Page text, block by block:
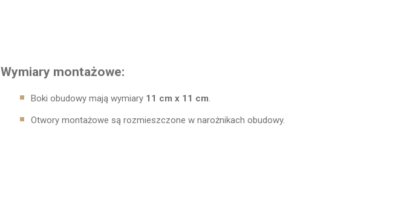
Wymiary montażowe:
Boki obudowy mają wymiary 11 cm x 11 cm.
Otwory montażowe są rozmieszczone w narożnikach obudowy.